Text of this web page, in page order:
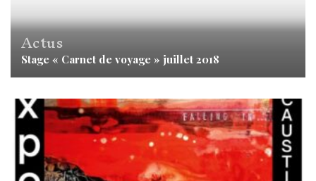
Actus
Stage « Carnet de voyage » juillet 2018